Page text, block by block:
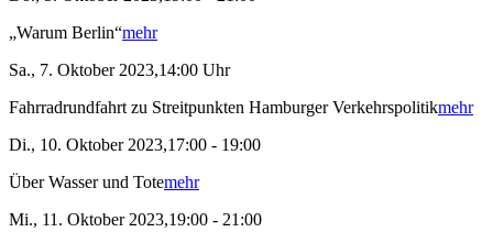
„Warum Berlin“mehr
Sa., 7. Oktober 2023,14:00 Uhr
Fahrradrundfahrt zu Streitpunkten Hamburger Verkehrspolitikmehr
Di., 10. Oktober 2023,17:00 - 19:00
Über Wasser und Totemehr
Mi., 11. Oktober 2023,19:00 - 21:00